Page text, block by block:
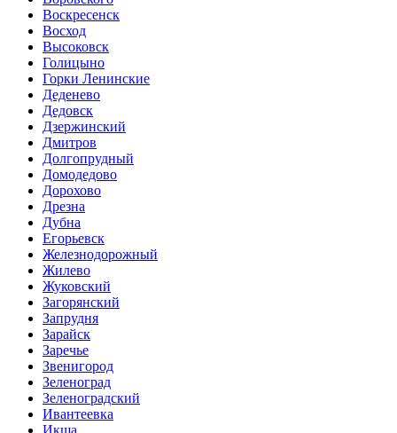
Воскресенск
Восход
Высоковск
Голицыно
Горки Ленинские
Деденево
Дедовск
Дзержинский
Дмитров
Долгопрудный
Домодедово
Дорохово
Дрезна
Дубна
Егорьевск
Железнодорожный
Жилево
Жуковский
Загорянский
Запрудня
Зарайск
Заречье
Звенигород
Зеленоград
Зеленоградский
Ивантеевка
Икша